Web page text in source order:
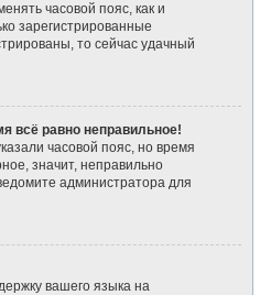
часовой пояс, как и
зарегистрированные
то сейчас удачный
всё равно неправильное!
часовой пояс, но время
значит, неправильно
администратора для
вашего языка на